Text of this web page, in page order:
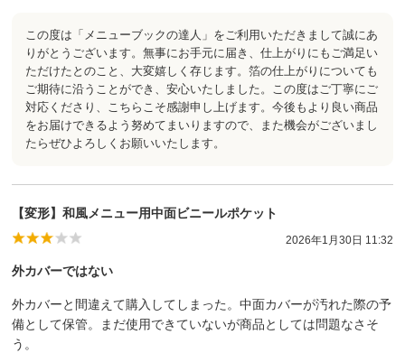
この度は「メニューブックの達人」をご利用いただきまして誠にあ
りがとうございます。無事にお手元に届き、仕上がりにもご満足い
ただけたとのこと、大変嬉しく存じます。箔の仕上がりについても
ご期待に沿うことができ、安心いたしました。この度はご丁寧にご
対応くださり、こちらこそ感謝申し上げます。今後もより良い商品
をお届けできるよう努めてまいりますので、また機会がございまし
たらぜひよろしくお願いいたします。
【変形】和風メニュー用中面ビニールポケット
2026年1月30日 11:32
外カバーではない
外カバーと間違えて購入してしまった。中面カバーが汚れた際の予
備として保管。まだ使用できていないが商品としては問題なさそ
う。